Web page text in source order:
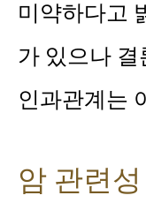
미약하다고
가 있으나
인과관계는
암 관련